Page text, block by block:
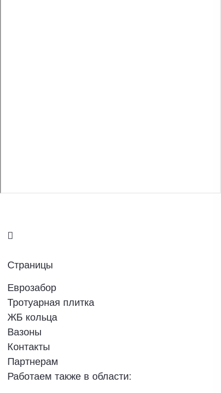
Страницы
Еврозабор
Тротуарная плитка
ЖБ кольца
Вазоны
Контакты
Партнерам
Работаем также в области: